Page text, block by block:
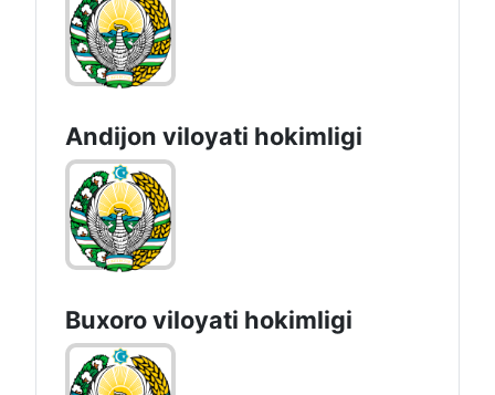
Andijon vilоyati hоkimligi
Buxoro viloyati hokimligi